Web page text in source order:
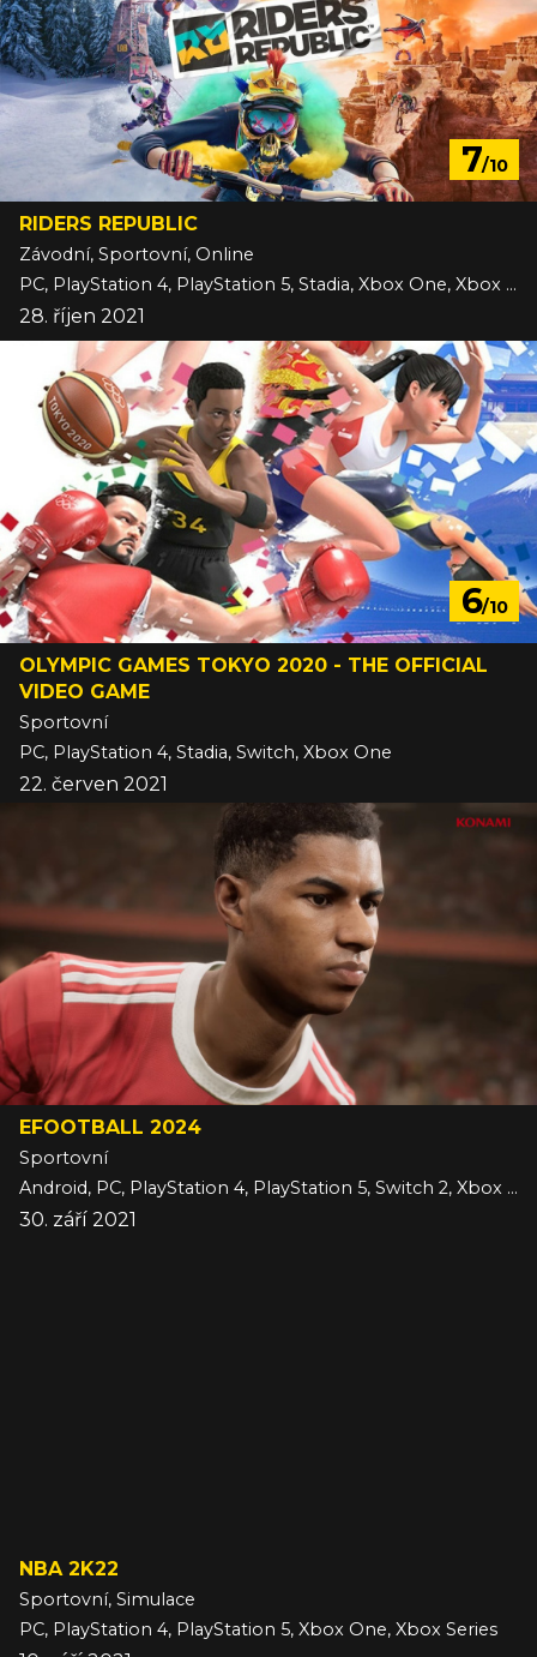
7/10
RIDERS REPUBLIC
Závodní, Sportovní, Online
PC, PlayStation 4, PlayStation 5, Stadia, Xbox One, Xbox Series
28. říjen 2021
6/10
OLYMPIC GAMES TOKYO 2020 - THE OFFICIAL
VIDEO GAME
Sportovní
PC, PlayStation 4, Stadia, Switch, Xbox One
22. červen 2021
EFOOTBALL 2024
Sportovní
Android, PC, PlayStation 4, PlayStation 5, Switch 2, Xbox One, Xbox Series, iOS
30. září 2021
NBA 2K22
Sportovní, Simulace
PC, PlayStation 4, PlayStation 5, Xbox One, Xbox Series